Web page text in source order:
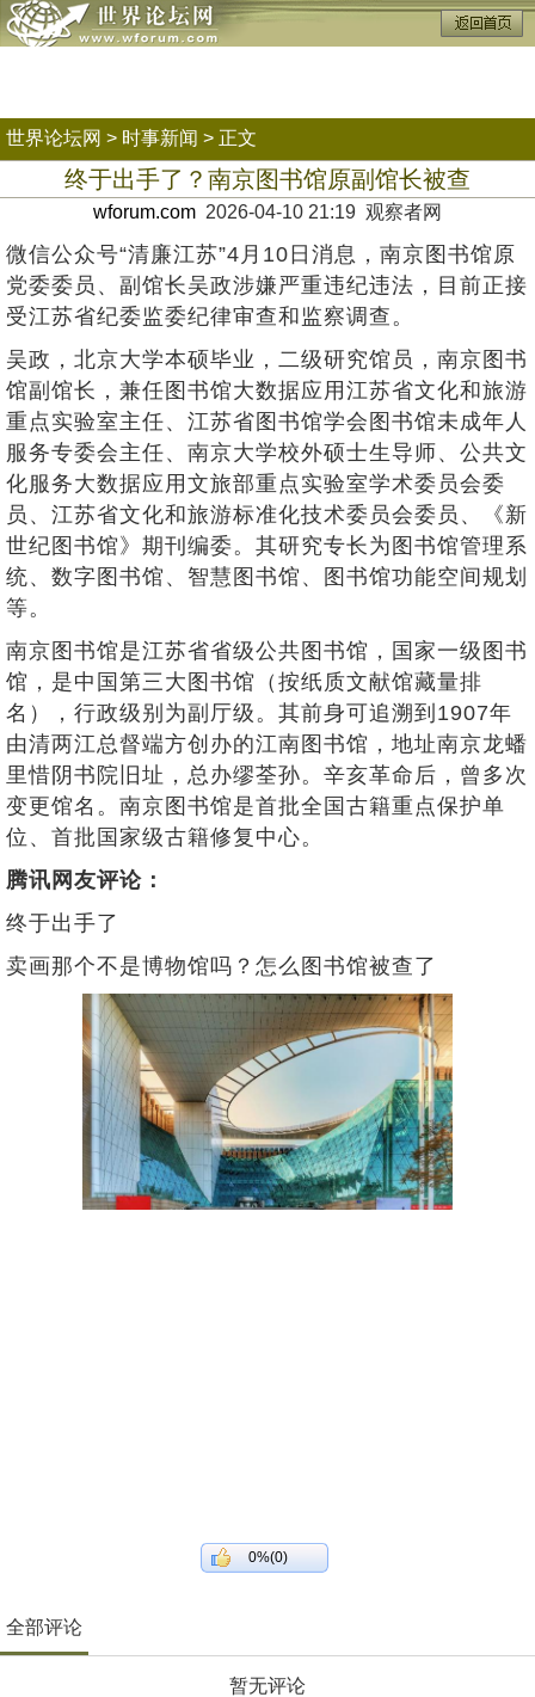
世界论坛网 > 时事新闻 > 正文
终于出手了？南京图书馆原副馆长被查
wforum.com 2026-04-10 21:19 观察者网
微信公众号“清廉江苏”4月10日消息，南京图书馆原
党委委员、副馆长吴政涉嫌严重违纪违法，目前正接
受江苏省纪委监委纪律审查和监察调查。
吴政，北京大学本硕毕业，二级研究馆员，南京图书
馆副馆长，兼任图书馆大数据应用江苏省文化和旅游
重点实验室主任、江苏省图书馆学会图书馆未成年人
服务专委会主任、南京大学校外硕士生导师、公共文
化服务大数据应用文旅部重点实验室学术委员会委
员、江苏省文化和旅游标准化技术委员会委员、《新
世纪图书馆》期刊编委。其研究专长为图书馆管理系
统、数字图书馆、智慧图书馆、图书馆功能空间规划
等。
南京图书馆是江苏省省级公共图书馆，国家一级图书
馆，是中国第三大图书馆（按纸质文献馆藏量排
名），行政级别为副厅级。其前身可追溯到1907年
由清两江总督端方创办的江南图书馆，地址南京龙蟠
里惜阴书院旧址，总办缪荃孙。辛亥革命后，曾多次
变更馆名。南京图书馆是首批全国古籍重点保护单
位、首批国家级古籍修复中心。
腾讯网友评论：
终于出手了
卖画那个不是博物馆吗？怎么图书馆被查了
0%(0)
全部评论
暂无评论